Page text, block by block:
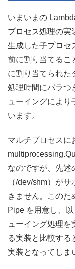
いまいまの
プロセス処理の実
生成した子プロセ
前に割り当てるこ
に割り当てられた
処理時間にバラつ
ューイングにより
います。
マルチプロセスに
なのですが、先述
（/dev/shm）が
きません。このた
Pipe を用意し、
ューイング処理を
る実装と比較する
実装となってしま